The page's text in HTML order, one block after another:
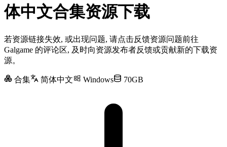
体中文合集资源下载
若资源链接失效, 或出现问题, 请点击反馈资源问题前往
Galgame 的评论区, 及时向资源发布者反馈或贡献新的下载资
源。
合集 简体中文 Windows 70GB